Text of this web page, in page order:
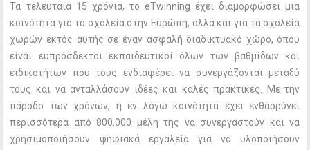
Τα τελευταία 15 χρόνια, το eTwinning έχει διαμορφώσει μια
κοινότητα για τα σχολεία στην Ευρώπη, αλλά και για τα σχολεία
χωρών εκτός αυτής σε έναν ασφαλή διαδικτυακό χώρο, όπου
είναι ευπρόσδεκτοι εκπαιδευτικοί όλων των βαθμίδων και
ειδικοτήτων που τους ενδιαφέρει να συνεργάζονται μεταξύ
τους και να ανταλλάσουν ιδέες και καλές πρακτικές. Με την
πάροδο των χρόνων, η εν λόγω κοινότητα έχει ενθαρρύνει
περισσότερα από 800.000 μέλη της να συνεργαστούν και να
χρησιμοποιήσουν ψηφιακά εργαλεία για να υλοποιήσουν